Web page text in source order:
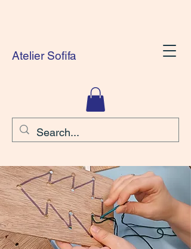
Atelier Sofifa